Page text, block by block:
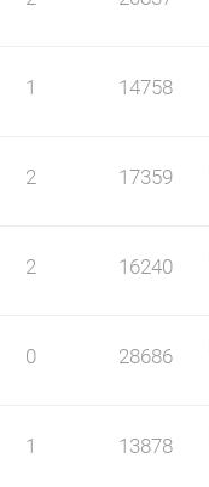
1 14758
2 17359
2 16240
0 28686
1 13878